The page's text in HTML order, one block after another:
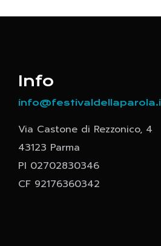
Info
Via Castone di Rezzonico, 4
43123 Parma
PI 02702830346
CF 92176360342